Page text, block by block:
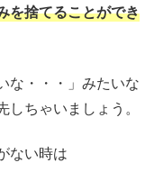
を捨てることができ
な・・・」みたいな
ちゃいましょう。
ない時は